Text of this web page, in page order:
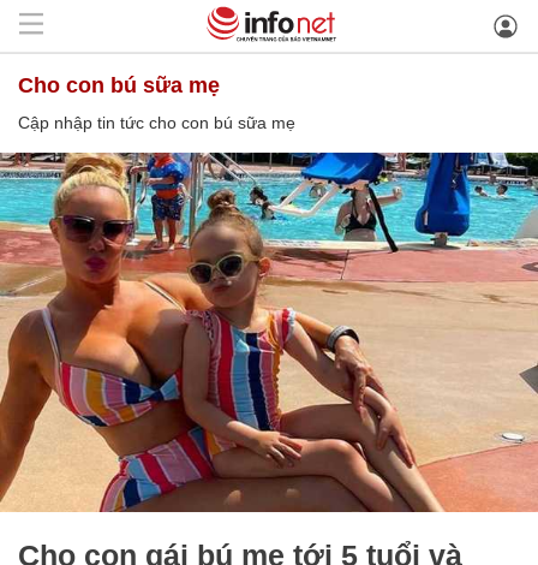
cho con bú sữa mẹ
Cập nhập tin tức cho con bú sữa mẹ
Cho con gái bú mẹ tới 5 tuổi và